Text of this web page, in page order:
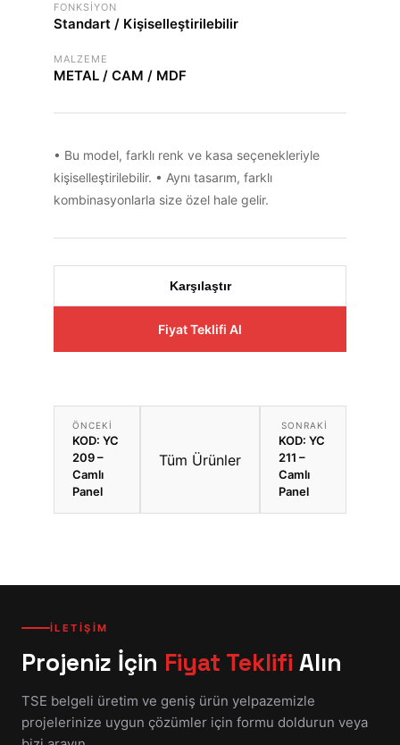
FONKSIYON
Standart / Kişiselleştirilebilir
MALZEME
METAL / CAM / MDF
• Bu model, farklı renk ve kasa seçenekleriyle
kişiselleştirilebilir. • Aynı tasarım, farklı
kombinasyonlarla size özel hale gelir.
Karşılaştır
Fiyat Teklifi Al
ÖNCEKI
KOD: YC
209 –
Camlı
Panel
Tüm Ürünler
SONRAKI
KOD: YC
211 –
Camlı
Panel
İLETİŞİM
Projeniz İçin Fiyat Teklifi Alın
TSE belgeli üretim ve geniş ürün yelpazemizle
projelerinize uygun çözümler için formu doldurun veya